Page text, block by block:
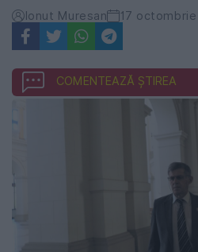
Ionut Muresan 17 octombrie
COMENTEAZĂ ȘTIREA